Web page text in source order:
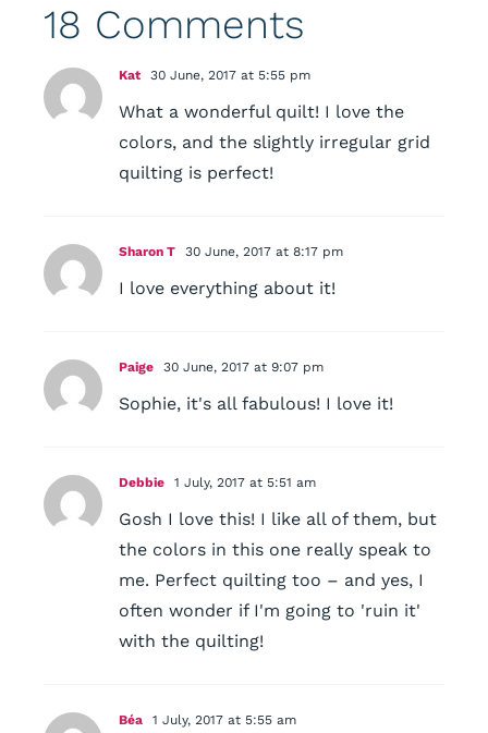
18 Comments
Kat 30 June, 2017 at 5:55 pm
What a wonderful quilt! I love the
colors, and the slightly irregular grid
quilting is perfect!
Sharon T 30 June, 2017 at 8:17 pm
I love everything about it!
Paige 30 June, 2017 at 9:07 pm
Sophie, it's all fabulous! I love it!
Debbie 1 July, 2017 at 5:51 am
Gosh I love this! I like all of them, but
the colors in this one really speak to
me. Perfect quilting too – and yes, I
often wonder if I'm going to 'ruin it'
with the quilting!
Béa 1 July, 2017 at 5:55 am